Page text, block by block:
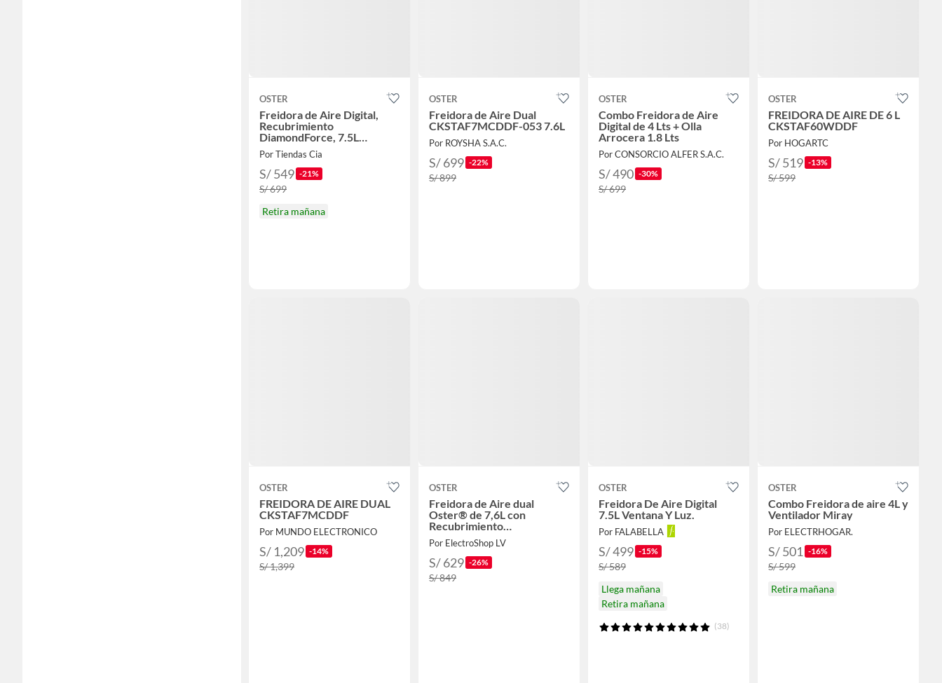
OSTER
Freidora de Aire Digital,
Recubrimiento
DiamondForce, 7.5L
CKSTAF75WDSSDF
Por Tiendas Cia
S/ 549 -21%
S/ 699
Retira mañana
OSTER
Freidora de Aire Dual
CKSTAF7MCDDF-053 7.6L
Por ROYSHA S.A.C.
S/ 699 -22%
S/ 899
OSTER
Combo Freidora de Aire
Digital de 4 Lts + Olla
Arrocera 1.8 Lts
Por CONSORCIO ALFER S.A.C.
S/ 490 -30%
S/ 699
OSTER
FREIDORA DE AIRE DE 6 L
CKSTAF60WDDF
Por HOGARTC
S/ 519 -13%
S/ 599
OSTER
FREIDORA DE AIRE DUAL
CKSTAF7MCDDF
Por MUNDO ELECTRONICO
S/ 1,209 -14%
S/ 1,399
OSTER
Freidora de Aire dual
Oster® de 7,6L con
Recubrimiento
DiamondForce
Por ElectroShop LV
S/ 629 -26%
S/ 849
OSTER
Freidora De Aire Digital
7.5L Ventana Y Luz.
Por FALABELLA
S/ 499 -15%
S/ 589
Llega mañana
Retira mañana
(38)
OSTER
Combo Freidora de aire 4L y
Ventilador Miray
Por ELECTRHOGAR.
S/ 501 -16%
S/ 599
Retira mañana